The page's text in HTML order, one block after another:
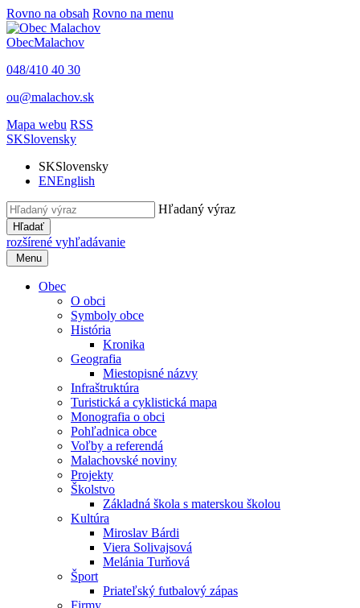
Rovno na obsah Rovno na menu
ObecMalachov
048/410 40 30
ou@malachov.sk
Mapa webu RSS
SKSlovensky
SKSlovensky
ENEnglish
Hľadaný výraz
Hľadať
rozšírené vyhľadávanie
Menu
Obec
O obci
Symboly obce
História
Kronika
Geografia
Miestopisné názvy
Infraštruktúra
Turistická a cyklistická mapa
Monografia o obci
Pohľadnica obce
Voľby a referendá
Malachovské noviny
Projekty
Školstvo
Základná škola s materskou školou
Kultúra
Miroslav Bárdi
Viera Solivajsová
Melánia Turňová
Šport
Priateľský futbalový zápas
Firmy